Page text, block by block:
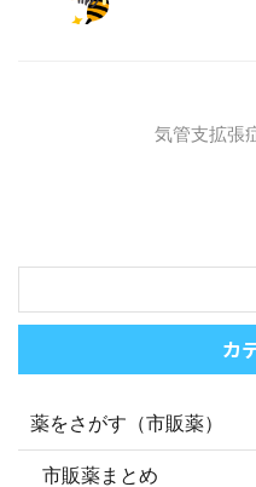
気管支拡張
カ
薬をさがす（市販薬）
市販薬まとめ